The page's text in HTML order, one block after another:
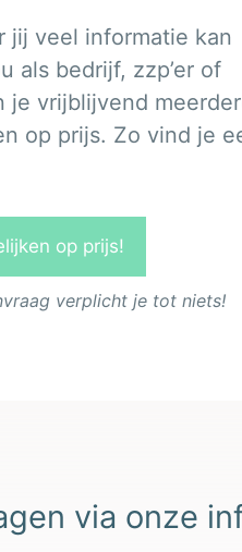
jij veel informatie kan
als bedrijf, zzp’er of
je vrijblijvend
op prijs. Zo vind je
op prijs!
verplicht je tot niets!
via onze